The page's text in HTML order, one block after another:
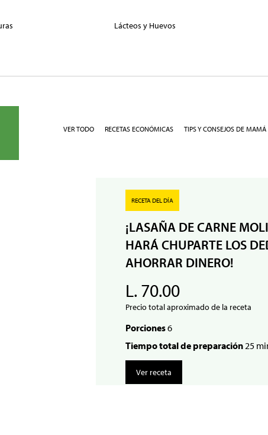
Lácteos y Huevos
VER TODO RECETAS ECONÓMICAS TIPS Y CONSEJOS DE
RECETA DEL DÍA
¡LASAÑA DE CARNE
HARÁ CHUPARTE LOS
AHORRAR DINERO!
L. 70.00
Precio total aproximado de la receta
Porciones6
Tiempo total de preparación 25
Ver receta